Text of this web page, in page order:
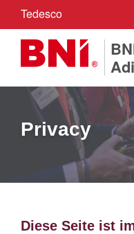
Tedesco
Privacy
Diese Seite ist